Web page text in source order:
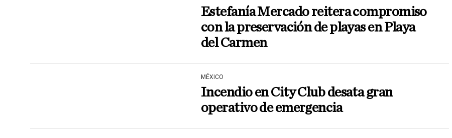
Estefanía Mercado reitera compromiso
con la preservación de playas en Playa
del Carmen
MÉXICO
Incendio en City Club desata gran
operativo de emergencia